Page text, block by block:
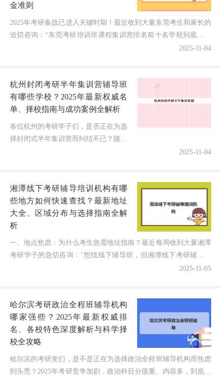
金准则
2025年考研备战已进入关键时期！最近收到大量东莞考生和家长的
迫切咨询：“东莞考研培训班课程集训营排名前十名学校到底哪家
实力最强？如何避开择校陷阱，选到真正能助力一战成硕...2025-11-04
杭州封闭考研半年集训营辅导班
有哪些学校？2025年最新权威名
单、择校指南与成功案例全解析
各位杭州的考研学子们，是否正在为选
择封闭式半年集训营而纠结不已？随着
2025-11-04
湘潭线下考研辅导培训机构有哪
些地方如何快速查找？最新地址
大全、区域分布与选择指南全解
析
一、地点焦虑：为什么考生急需地址指南？最近每周收到大量湘潭
考研学子的急切咨询："想找线下辅导班，但湘潭线下考研辅导培
训机构有哪些地方可靠？各区域机构分散，如何快速找到最近...
2025-11-05
哈尔滨考研政治全程班辅导机构
哪家强些？2025年最新权威排
名、各校特色深度解析与科学择
校全攻略
哈尔滨的考研党们，是不是正在为选择政治全程班辅导机构而焦虑
到头秃？2025年考研竞争加剧，政治科目分值重、内容多，到底哪